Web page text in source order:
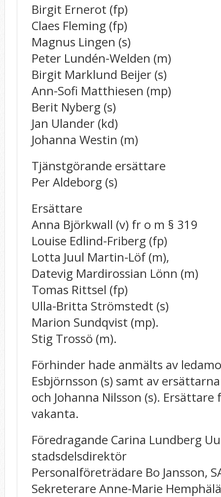
Birgit Ernerot (fp)
Claes Fleming (fp)
Magnus Lingen (s)
Peter Lundén-Welden (m)
Birgit Marklund Beijer (s)
Ann-Sofi Matthiesen (mp)
Berit Nyberg (s)
Jan Ulander (kd)
Johanna Westin (m)
Tjänstgörande ersättare
Per Aldeborg (s)
Ersättare
Anna Björkwall (v) fr o m § 319
Louise Edlind-Friberg (fp)
Lotta Juul Martin-Löf (m),
Datevig Mardirossian Lönn (m)
Tomas Rittsel (fp)
Ulla-Britta Strömstedt (s)
Marion Sundqvist (mp).
Stig Trossö (m).
Förhinder hade anmälts av
Esbjörnsson (s) samt av
och Johanna Nilsson (s). Ersättare
vakanta.
Föredragande Carina Lundberg
stadsdelsdirektör
Personalföreträdare Bo Jansson,
Sekreterare Anne-Marie